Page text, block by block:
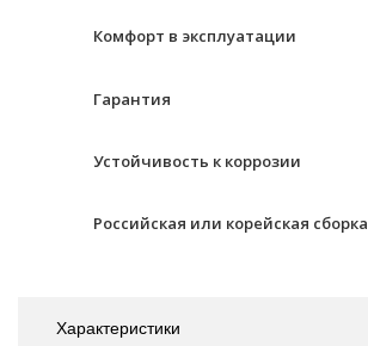
Комфорт в эксплуатации
Гарантия
Устойчивость к коррозии
Российская или корейская сборка
Характеристики